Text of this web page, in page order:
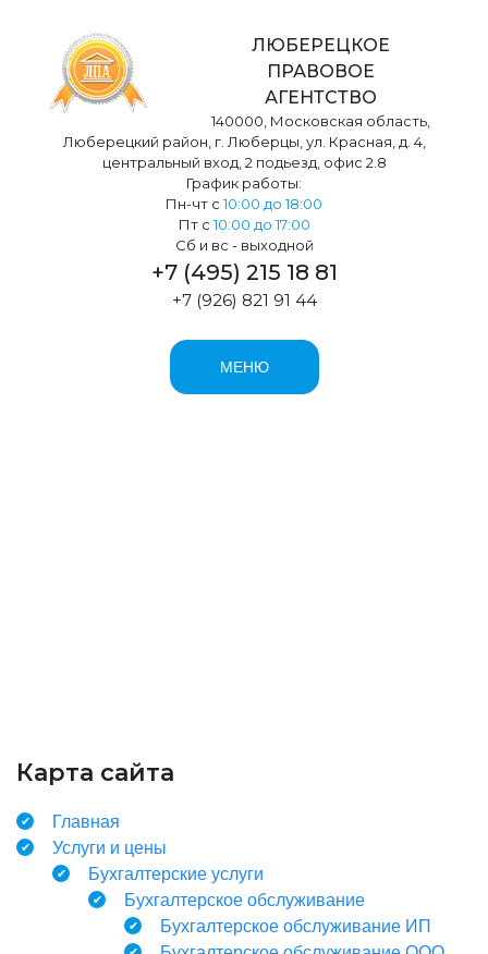
ЛЮБЕРЕЦКОЕ
ПРАВОВОЕ
АГЕНТСТВО
140000 Московская область,
Люберецкий район, г. Люберцы, ул. Красная, д. 4,
центральный вход, 2 подьезд, офис 2.8
График работы:
Пн-чт с10:00 до 18:00
Пт с10:00 до 17:00
Cб и вс - выходной
+7 (495) 215 18 81
+7 (926) 821 91 44
МЕНЮ
Карта сайта
Главная
Услуги и цены
Бухгалтерские услуги
Бухгалтерское обслуживание
Бухгалтерское обслуживание ИП